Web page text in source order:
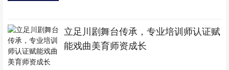
立足川剧舞台传承，专业培训师认证赋
能戏曲美育师资成长